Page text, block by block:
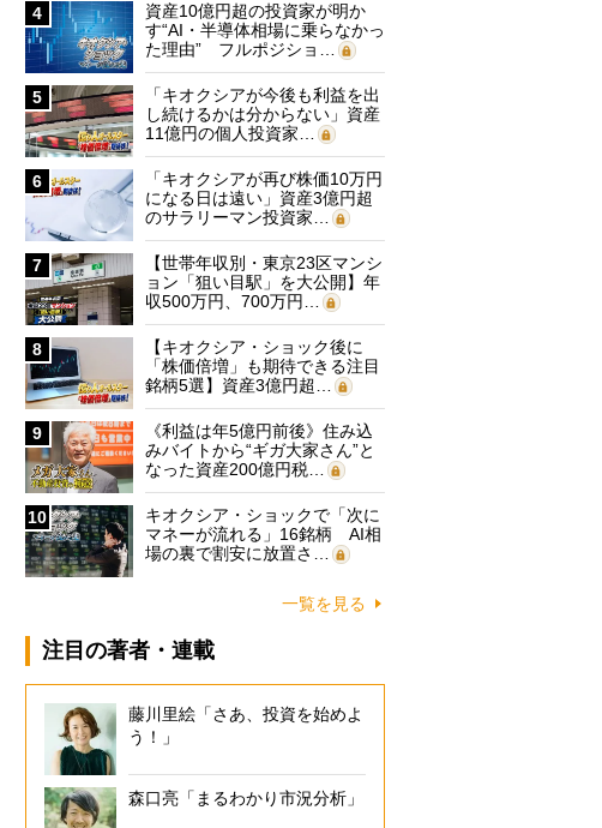
4
資産10億円超の投資家が明か
す“AI・半導体相場に乗らなかっ
た理由” フルポジショ…
5
「キオクシアが今後も利益を出
し続けるかは分からない」資産
11億円の個人投資家…
6
「キオクシアが再び株価10万円
になる日は遠い」資産3億円超
のサラリーマン投資家…
7
【世帯年収別・東京23区マンシ
ョン「狙い目駅」を大公開】年
収500万円、700万円…
8
【キオクシア・ショック後に
「株価倍増」も期待できる注目
銘柄5選】資産3億円超…
9
《利益は年5億円前後》住み込
みバイトから“ギガ大家さん”と
なった資産200億円税…
10
キオクシア・ショックで「次に
マネーが流れる」16銘柄 AI相
場の裏で割安に放置さ…
一覧を見る
注目の著者・連載
藤川里絵「さあ、投資を始めよ
う！」
森口亮「まるわかり市況分析」